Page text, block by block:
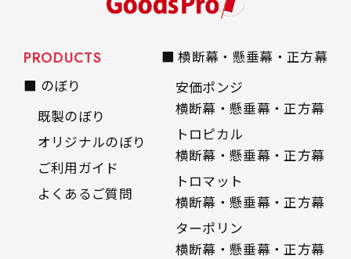
PRODUCTS
■ のぼり
既製のぼり
オリジナルのぼり
ご利用ガイド
よくあるご質問
■ 横断幕・懸垂幕・正方幕
安価ポンジ
横断幕・懸垂幕・正方幕
トロピカル
横断幕・懸垂幕・正方幕
トロマット
横断幕・懸垂幕・正方幕
ターポリン
横断幕・懸垂幕・正方幕